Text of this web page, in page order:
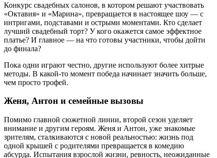
Конкурс свадебных салонов, в котором решают участвовать
«Октавия» и «Марина», превращается в настоящее шоу — с
интригами, подставами и острыми моментами. Кто сделает
лучший свадебный торт? У кого окажется самое эффектное
платье? И главное — на что готовы участники, чтобы дойти
до финала?
Пока одни играют честно, другие используют более хитрые
методы. В какой-то момент победа начинает значить больше,
чем просто трофей.
Женя, Антон и семейные вызовы
Помимо главной сюжетной линии, второй сезон уделяет
внимание и другим героям. Женя и Антон, уже знакомые
зрителям, сталкиваются с новой реальностью: жизнь под
одной крышей с родителями превращается в комедию
абсурда. Испытания взрослой жизни, ревность, неожиданные